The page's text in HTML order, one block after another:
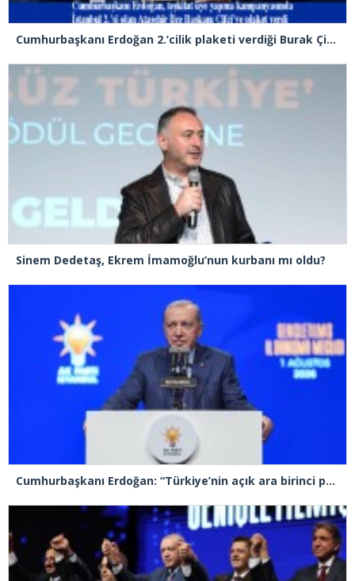
Cumhurbaşkanı Erdoğan 2.’cilik plaketi verdiği Burak Çifci’den Ataşehir seçimlerini kazanma sözünü aldı
Sinem Dedetaş, Ekrem İmamoğlu’nun kurbanı mı oldu?
Cumhurbaşkanı Erdoğan: “Türkiye’nin açık ara birinci partisiyiz”